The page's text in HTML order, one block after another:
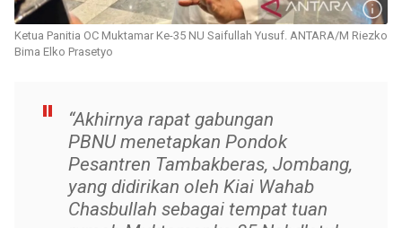
Ketua Panitia OC Muktamar Ke-35 NU Saifullah Yusuf. ANTARA/M Riezko
Bima Elko Prasetyo
“Akhirnya rapat gabungan
PBNU menetapkan Pondok
Pesantren Tambakberas, Jombang,
yang didirikan oleh Kiai Wahab
Chasbullah sebagai tempat tuan